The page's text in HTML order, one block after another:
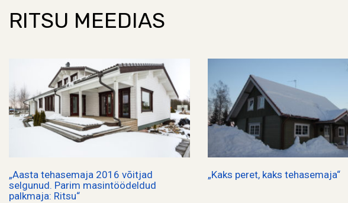
RITSU MEEDIAS
„Aasta tehasemaja 2016 võitjad
selgunud. Parim masintöödeldud
palkmaja: Ritsu“
„Kaks peret, kaks tehasemaja“